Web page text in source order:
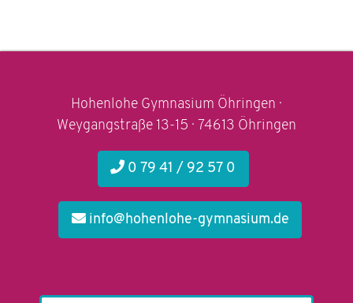
Hohenlohe Gymnasium Öhringen ·
Weygangstraße 13-15 · 74613 Öhringen
0 79 41 / 92 57 0
info@hohenlohe-gymnasium.de